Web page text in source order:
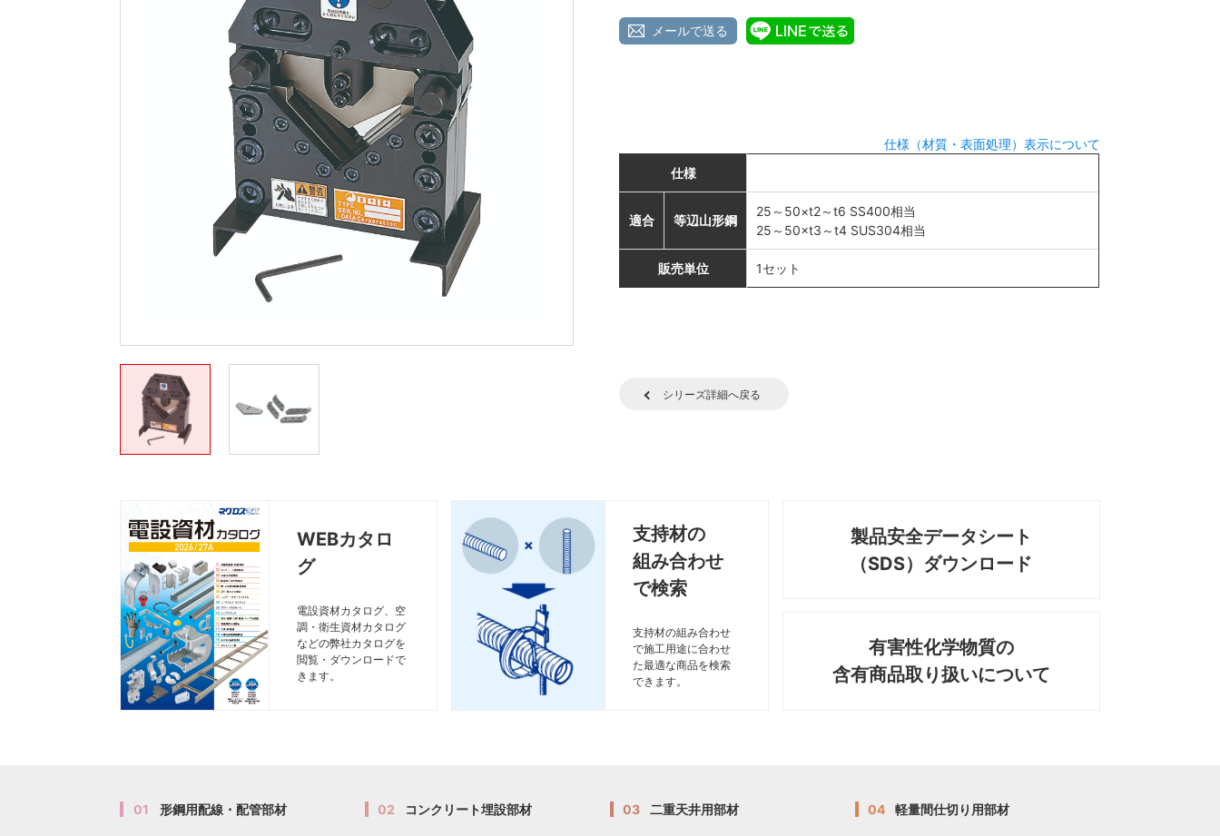
メールで送る
仕様（材質・表面処理）表示について
仕様
適合 等辺山形鋼
25～50×t2～t6 SS400相当
25～50×t3～t4 SUS304相当
販売単位 1セット
シリーズ詳細へ戻る
WEBカタロ
グ
電設資材カタログ、空
調・衛生資材カタログ
などの弊社カタログを
閲覧・ダウンロードで
きます。
支持材の
組み合わせ
で検索
支持材の組み合わせ
で施工用途に合わせ
た最適な商品を検索
できます。
製品安全データシート
（SDS）ダウンロード
有害性化学物質の
含有商品取り扱いについて
01 形鋼用配線・配管部材 02 コンクリート埋設部材 03 二重天井用部材 04 軽量間仕切り用部材